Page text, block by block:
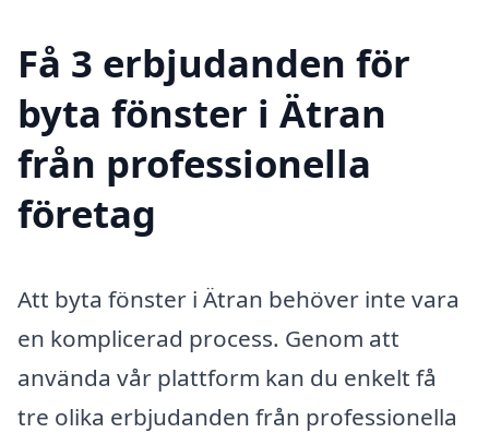
Få 3 erbjudanden för
byta fönster i Ätran
från professionella
företag
Att byta fönster i Ätran behöver inte vara
en komplicerad process. Genom att
använda vår plattform kan du enkelt få
tre olika erbjudanden från professionella